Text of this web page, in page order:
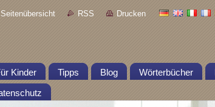
Seitenübersicht RSS Drucken
Kinder Tipps Blog Wörterbücher